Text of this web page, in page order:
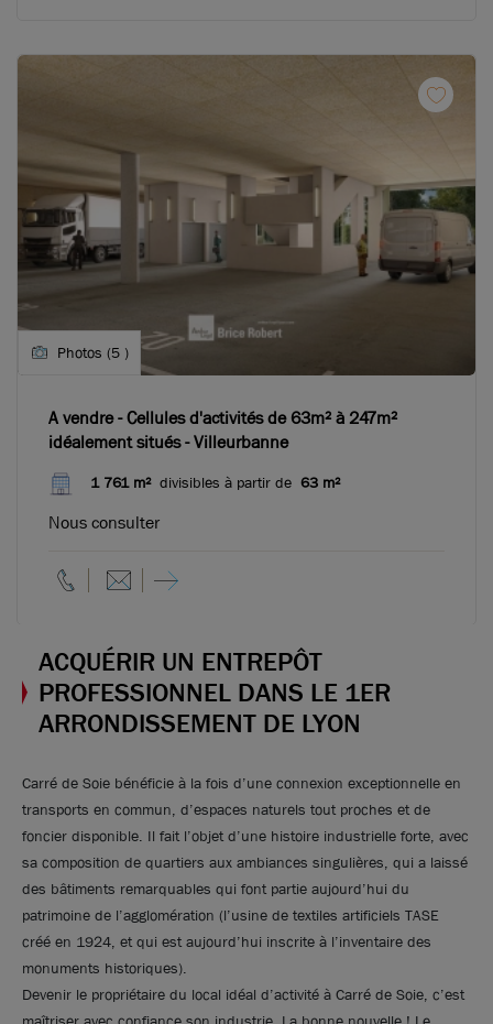
Photos (5 )
A vendre - Cellules d'activités de 63m² à 247m²
idéalement situés - Villeurbanne
1 761 m²divisibles à partir de 63 m²
Nous consulter
Photos (5 )
ACQUÉRIR UN ENTREPÔT
PROFESSIONNEL DANS LE 1ER
ARRONDISSEMENT DE LYON
Carré de Soie bénéficie à la fois d’une connexion exceptionnelle en
transports en commun, d’espaces naturels tout proches et de
foncier disponible. Il fait l’objet d’une histoire industrielle forte, avec
sa composition de quartiers aux ambiances singulières, qui a laissé
des bâtiments remarquables qui font partie aujourd’hui du
patrimoine de l’agglomération (l’usine de textiles artificiels TASE
créé en 1924, et qui est aujourd’hui inscrite à l’inventaire des
monuments historiques).
Devenir le propriétaire du local idéal d’activité à Carré de Soie, c’est